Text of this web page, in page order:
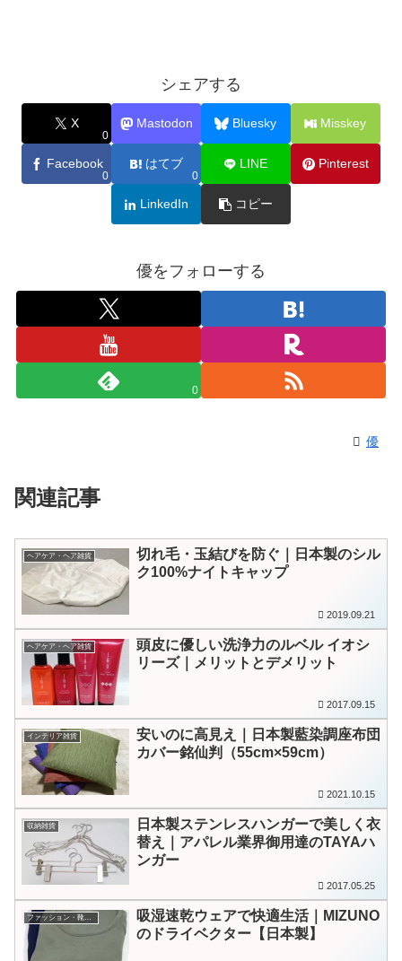
シェアする
X
0
Mastodon Bluesky Misskey
Facebook
0
はてブ
0
LINE Pinterest
LinkedIn コピー
優をフォローする
0
優
関連記事
ヘアケア・ヘア雑貨
切れ毛・玉結びを防ぐ｜日本製のシル
ク100%ナイトキャップ
2019.09.21
ヘアケア・ヘア雑貨
頭皮に優しい洗浄力のルベル イオシ
リーズ｜メリットとデメリット
2017.09.15
インテリア雑貨
安いのに高見え｜日本製藍染調座布団
カバー銘仙判（55cm×59cm）
2021.10.15
収納雑貨
日本製ステンレスハンガーで美しく衣
替え｜アパレル業界御用達のTAYAハ
ンガー
2017.05.25
ファッション・靴・アクセサリー
吸湿速乾ウェアで快適生活｜MIZUNO
のドライベクター【日本製】